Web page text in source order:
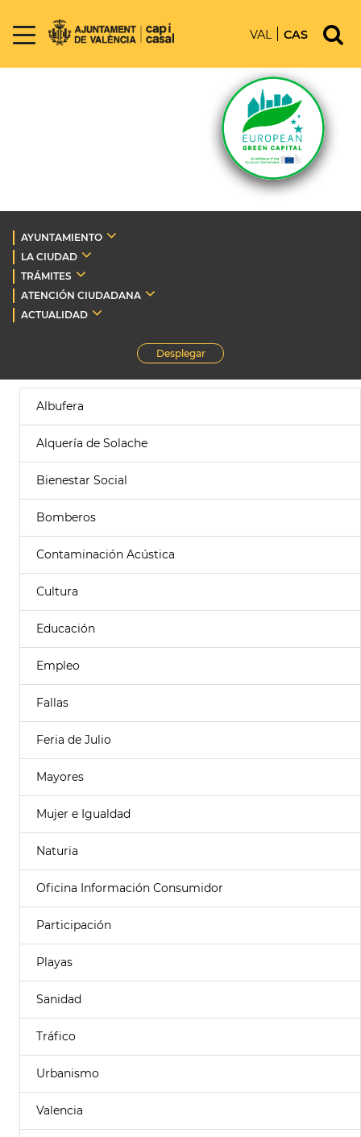
VAL CAS
AYUNTAMIENTO
LA CIUDAD
TRÁMITES
ATENCIÓN CIUDADANA
ACTUALIDAD
Desplegar
Albufera
Alquería de Solache
Bienestar Social
Bomberos
Contaminación Acústica
Cultura
Educación
Empleo
Fallas
Feria de Julio
Mayores
Mujer e Igualdad
Naturia
Oficina Información Consumidor
Participación
Playas
Sanidad
Tráfico
Urbanismo
Valencia